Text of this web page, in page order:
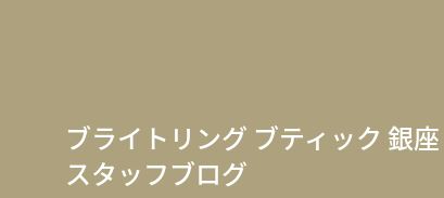
エンジェルクローバー エ
ASTRON
スマートウォッチ
ジュエリー
ブライトリング ブティック GINZA
LINE
ブライトリング ブティック 銀座
スタッフブログ